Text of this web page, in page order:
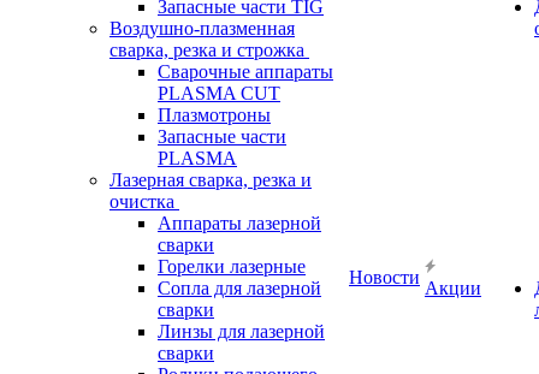
Запасные части TIG
Воздушно-плазменная
сварка, резка и строжка
Сварочные аппараты
PLASMA CUT
Плазмотроны
Запасные части
PLASMA
Лазерная сварка, резка и
очистка
Аппараты лазерной
сварки
Горелки лазерные
Сопла для лазерной
сварки
Линзы для лазерной
сварки
Новости
Акции